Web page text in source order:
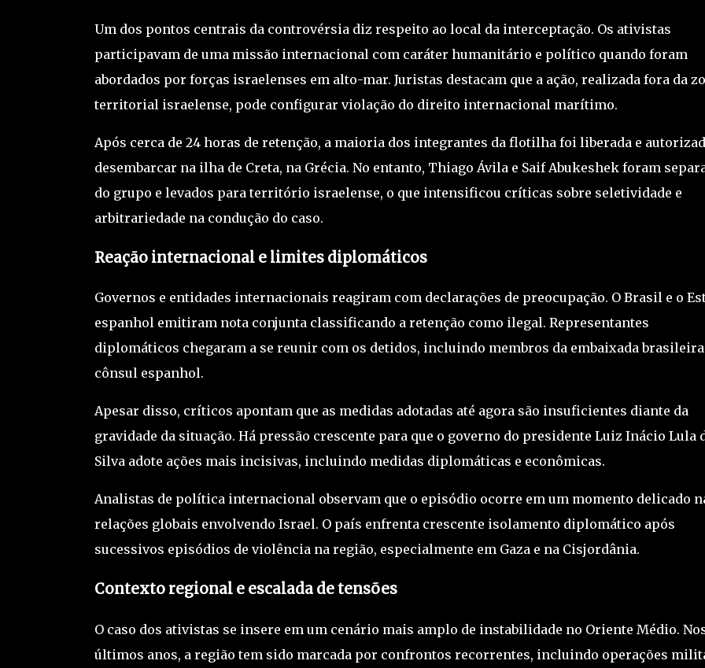
Um dos pontos centrais da controvérsia diz respeito ao local da interceptação. Os ativistas
participavam de uma missão internacional com caráter humanitário e político quando foram
abordados por forças israelenses em alto-mar. Juristas destacam que a ação, realizada fora da
territorial israelense, pode configurar violação do direito internacional marítimo.
Após cerca de 24 horas de retenção, a maioria dos integrantes da flotilha foi liberada e
desembarcar na ilha de Creta, na Grécia. No entanto, Thiago Ávila e Saif Abukeshek foram
do grupo e levados para território israelense, o que intensificou críticas sobre seletividade e
arbitrariedade na condução do caso.
Reação internacional e limites diplomáticos
Governos e entidades internacionais reagiram com declarações de preocupação. O Brasil e o
espanhol emitiram nota conjunta classificando a retenção como ilegal. Representantes
diplomáticos chegaram a se reunir com os detidos, incluindo membros da embaixada brasileira
cônsul espanhol.
Apesar disso, críticos apontam que as medidas adotadas até agora são insuficientes diante da
gravidade da situação. Há pressão crescente para que o governo do presidente Luiz Inácio Lula
Silvaadote ações mais incisivas, incluindo medidas diplomáticas e econômicas.
Analistas de política internacional observam que o episódio ocorre em um momento delicado
relações globais envolvendo Israel. O país enfrenta crescente isolamento diplomático após
sucessivos episódios de violência na região, especialmente em Gaza e na Cisjordânia.
Contexto regional e escalada de tensões
O caso dos ativistas se insere em um cenário mais amplo de instabilidade no Oriente Médio.
últimos anos, a região tem sido marcada por confrontos recorrentes, incluindo operações